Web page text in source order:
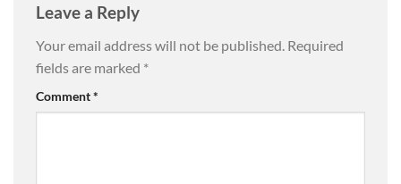
Leave a Reply
Your email address will not be published. Required
fields are marked *
Comment*